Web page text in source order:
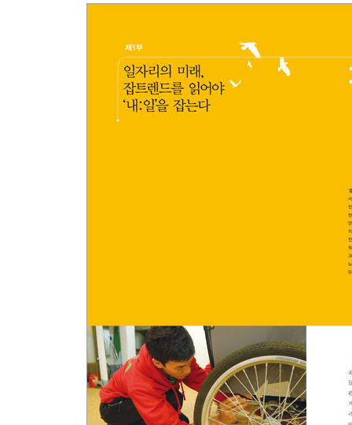
여유경영의 힘, 적게 일하고 많이 번다
가장 적게 일하는 나라의 역설적인 성공
뻔하지 않은 ‘ fun’한 일터, 구글 캠퍼스
일터가 내가 죽어 있는 곳이 아니라 살아가는 곳이
놀라운 숨은 한 방, 히든 챔피언들에게 배운다
E Entrepreneurship for Micro-Startups
마이크로창업이 뜬다